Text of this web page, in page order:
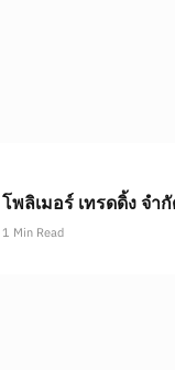
พลิเมอร์ เทรดดิ้ง จำ
1 Min Read